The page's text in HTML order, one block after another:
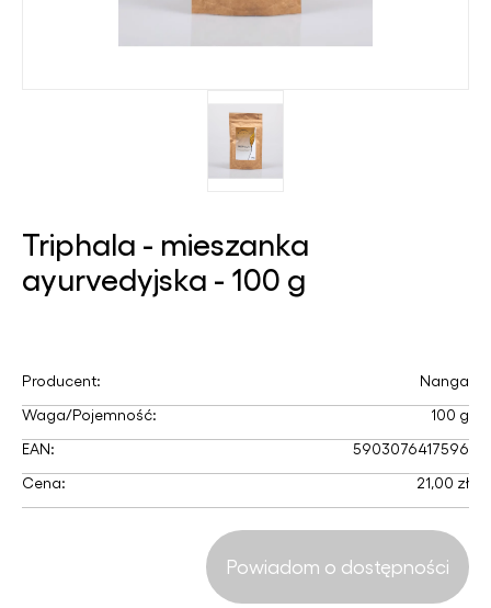
Triphala - mieszanka
ayurvedyjska - 100 g
Producent:
Nanga
Waga/Pojemność:
100 g
EAN:
5903076417596
Cena:
21,00 zł
Powiadom o dostępności